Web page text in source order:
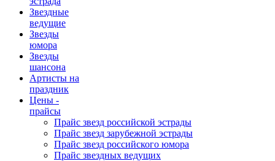
Звездные
ведущие
Звезды
юмора
Звезды
шансона
Артисты на
праздник
Цены -
прайсы
Прайс звезд российской эстрады
Прайс звезд зарубежной эстрады
Прайс звезд российского юмора
Прайс звездных ведущих